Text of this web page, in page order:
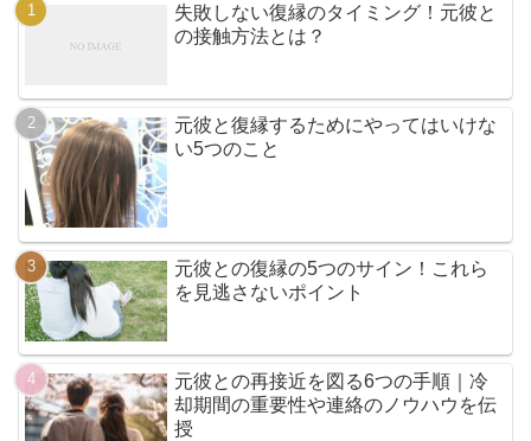
失敗しない復縁のタイミング！元彼と
の接触方法とは？
元彼と復縁するためにやってはいけな
い5つのこと
元彼との復縁の5つのサイン！これら
を見逃さないポイント
元彼との再接近を図る6つの手順｜冷
却期間の重要性や連絡のノウハウを伝
授